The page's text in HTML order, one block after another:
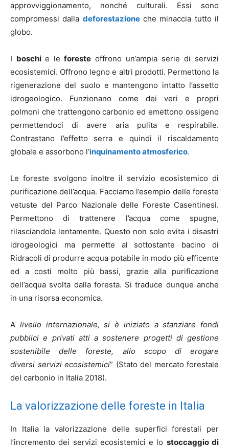
approvviggionamento, nonché culturali. Essi sono
compromessi dalla deforestazioneche minaccia tutto il
globo.
I boschi e le foreste offrono un’ampia serie di servizi
ecosistemici. Offrono legno e altri prodotti. Permettono la
rigenerazione del suolo e mantengono intatto l’assetto
idrogeologico. Funzionano come dei veri e propri
polmoni che trattengono carbonio ed emettono ossigeno
permettendoci di avere aria pulita e respirabile.
Contrastano l’effetto serra e quindi il riscaldamento
globale e assorbono l’inquinamento atmosferico.
Le foreste svolgono inoltre il servizio ecosistemico di
purificazione dell’acqua. Facciamo l’esempio delle foreste
vetuste del Parco Nazionale delle Foreste Casentinesi.
Permettono di trattenere l’acqua come spugne,
rilasciandola lentamente. Questo non solo evita i disastri
idrogeologici ma permette al sottostante bacino di
Ridracoli di produrre acqua potabile in modo più efficente
ed a costi molto più bassi, grazie alla purificazione
dell’acqua svolta dalla foresta. Si traduce dunque anche
in una risorsa economica.
A livello internazionale, si è iniziato a stanziare fondi
pubblici e privati atti a sostenere progetti di gestione
sostenibile delle foreste, allo scopo di erogare
diversi servizi ecosistemici” (Stato del mercato forestale
del carbonio in Italia 2018).
La valorizzazione delle foreste in Italia
In Italia la valorizzazione delle superfici forestali per
l’incremento dei servizi ecosistemici e lo stoccaggio di